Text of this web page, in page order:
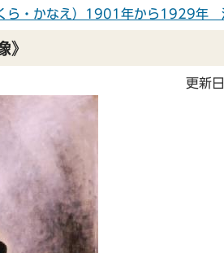
ら・かなえ）1901年から1929年
更新